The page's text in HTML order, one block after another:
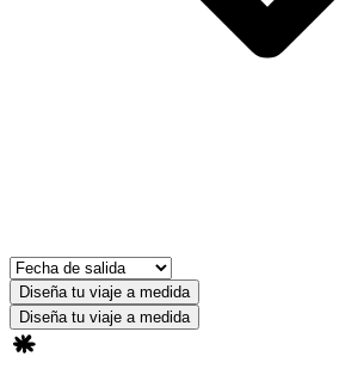
Diseña tu viaje a medida
Diseña tu viaje a medida